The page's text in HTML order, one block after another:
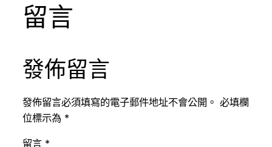
留言
發佈留言
發佈留言必須填寫的電子郵件地址不會公開。 必填欄
位標示為 *
留言 *